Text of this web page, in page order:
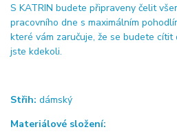
S KATRIN budete připraveny čelit
pracovního dne s maximálním
které vám zaručuje, že se budete
jste kdekoli.
Střih: dámský
Materiálové složení: